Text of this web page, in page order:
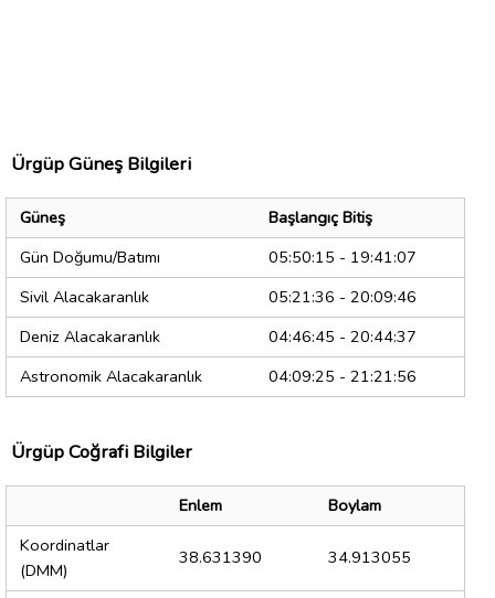
Ürgüp Güneş Bilgileri
Güneş
Başlangıç Bitiş
Gün Doğumu/Batımı
05:50:15 - 19:41:07
Sivil Alacakaranlık
05:21:36 - 20:09:46
Deniz Alacakaranlık
04:46:45 - 20:44:37
Astronomik Alacakaranlık
04:09:25 - 21:21:56
Ürgüp Coğrafi Bilgiler
Enlem
Boylam
Koordinatlar
(DMM)
38.631390 34.913055